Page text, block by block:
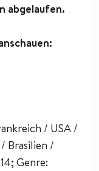
abgelaufen.
/ USA /
Brasilien /
Genre: